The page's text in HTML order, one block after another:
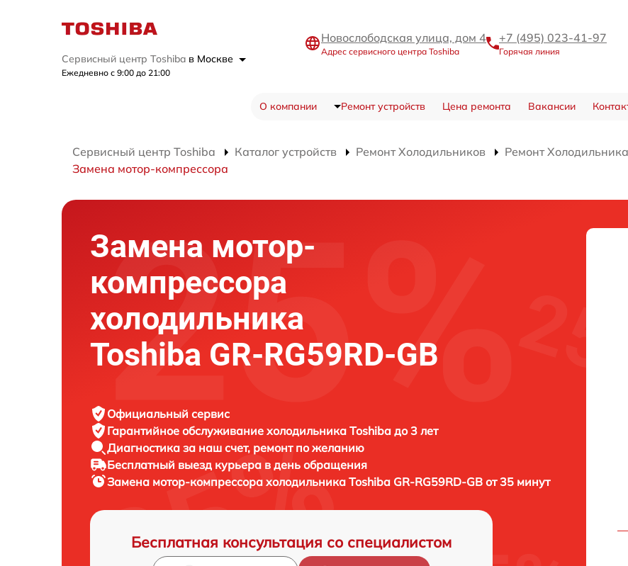
Сервисный центр Toshiba в Москве
Ежедневно с 9:00 до 21:00
Новослободская улица, дом 4
Адрес сервисного центра Toshiba
+7 (495) 023-41-97
Горячая линия
О компании Ремонт устройств Цена ремонта Вакансии
Сервисный центр Toshiba Каталог устройств Ремонт Холодильников
Ремонт
Замена мотор-компрессора
Замена мотор-
компрессора
холодильника
Toshiba GR-RG59RD-GB
Официальный сервис
Гарантийное обслуживание холодильника Toshiba до 3 лет
Диагностика за наш счет, ремонт по желанию
Бесплатный выезд курьера в день обращения
Замена мотор-компрессора холодильника Toshiba GR-RG59RD-GB от 35 минут
Бесплатная консультация со специалистом